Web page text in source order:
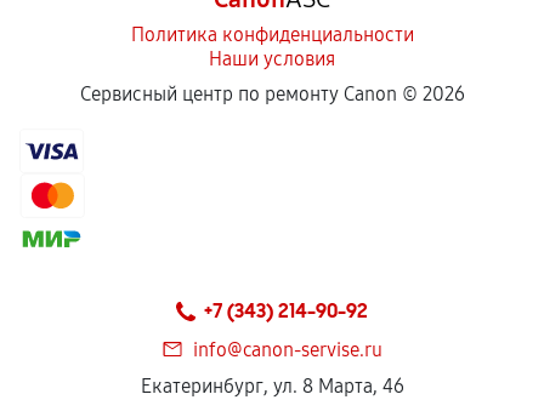
Политика конфиденциальности
Наши условия
Сервисный центр по ремонту Canon © 2026
+7 (343) 214-90-92
info@canon-servise.ru
Екатеринбург, ул. 8 Марта, 46